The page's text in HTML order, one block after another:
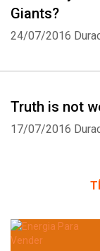
Giants?
24/07/2016
Truth is not
17/07/2016